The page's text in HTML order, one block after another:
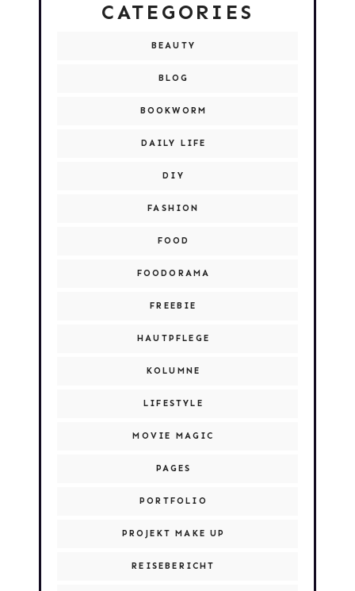
CATEGORIES
BEAUTY
BLOG
BOOKWORM
DAILY LIFE
DIY
FASHION
FOOD
FOODORAMA
FREEBIE
HAUTPFLEGE
KOLUMNE
LIFESTYLE
MOVIE MAGIC
PAGES
PORTFOLIO
PROJEKT MAKE UP
REISEBERICHT